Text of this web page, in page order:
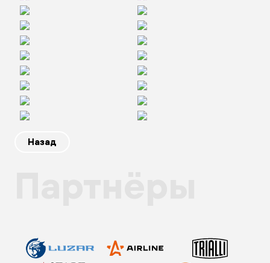
Назад